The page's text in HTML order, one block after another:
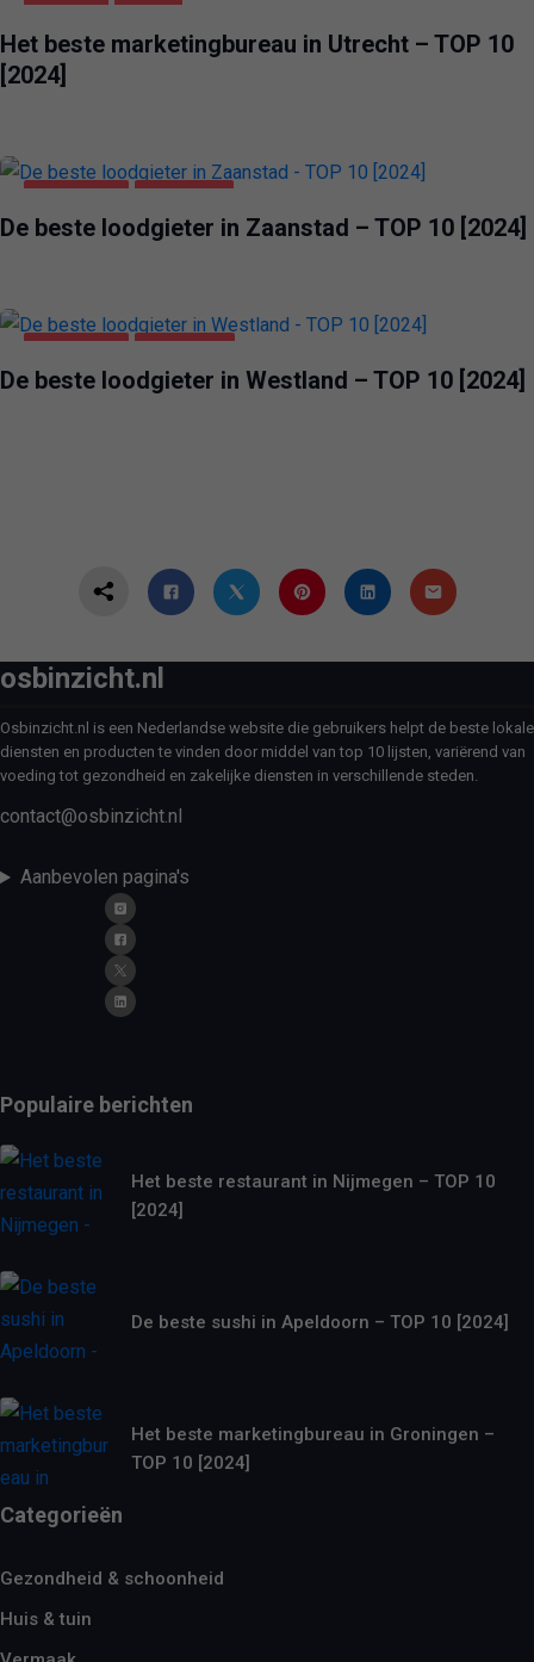
Het beste marketingbureau in Utrecht – TOP 10
[2024]
De beste loodgieter in Zaanstad – TOP 10 [2024]
De beste loodgieter in Westland – TOP 10 [2024]
osbinzicht.nl
Osbinzicht.nl is een Nederlandse website die gebruikers helpt de beste lokale
diensten en producten te vinden door middel van top 10 lijsten, variërend van
voeding tot gezondheid en zakelijke diensten in verschillende steden.
contact@osbinzicht.nl
Aanbevolen pagina's
Populaire berichten
Het beste restaurant in Nijmegen – TOP 10
[2024]
De beste sushi in Apeldoorn – TOP 10 [2024]
Het beste marketingbureau in Groningen –
TOP 10 [2024]
Categorieën
Gezondheid & schoonheid
Huis & tuin